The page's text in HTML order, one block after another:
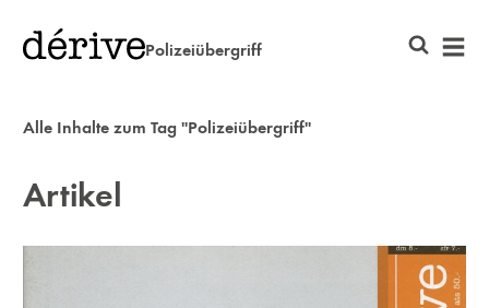
Polizeiübergriff
Alle Inhalte zum Tag "Polizeiübergriff"
Artikel